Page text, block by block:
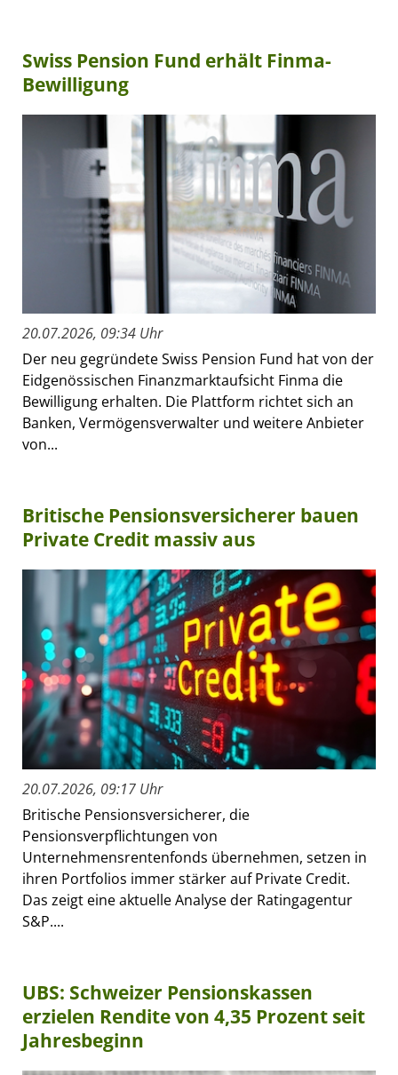
Swiss Pension Fund erhält Finma-
Bewilligung
20.07.2026, 09:34 Uhr
Der neu gegründete Swiss Pension Fund hat von der
Eidgenössischen Finanzmarktaufsicht Finma die
Bewilligung erhalten. Die Plattform richtet sich an
Banken, Vermögensverwalter und weitere Anbieter
von...
Britische Pensionsversicherer bauen
Private Credit massiv aus
20.07.2026, 09:17 Uhr
Britische Pensionsversicherer, die
Pensionsverpflichtungen von
Unternehmensrentenfonds übernehmen, setzen in
ihren Portfolios immer stärker auf Private Credit.
Das zeigt eine aktuelle Analyse der Ratingagentur
S&P....
UBS: Schweizer Pensionskassen
erzielen Rendite von 4,35 Prozent seit
Jahresbeginn